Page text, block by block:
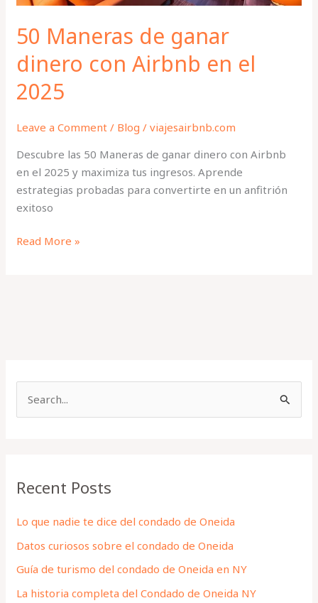
50 Maneras de ganar
dinero con Airbnb en el
2025
Leave a Comment / Blog /viajesairbnb.com
Descubre las 50 Maneras de ganar dinero con Airbnb
en el 2025 y maximiza tus ingresos. Aprende
estrategias probadas para convertirte en un anfitrión
exitoso
2025
Read More »
c
f
o
r
:
Recent Posts
Lo que nadie te dice del condado de Oneida
Datos curiosos sobre el condado de Oneida
Guía de turismo del condado de Oneida en NY
La historia completa del Condado de Oneida NY